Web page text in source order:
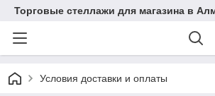
Торговые стеллажи для магазина в
Условия доставки и оплаты